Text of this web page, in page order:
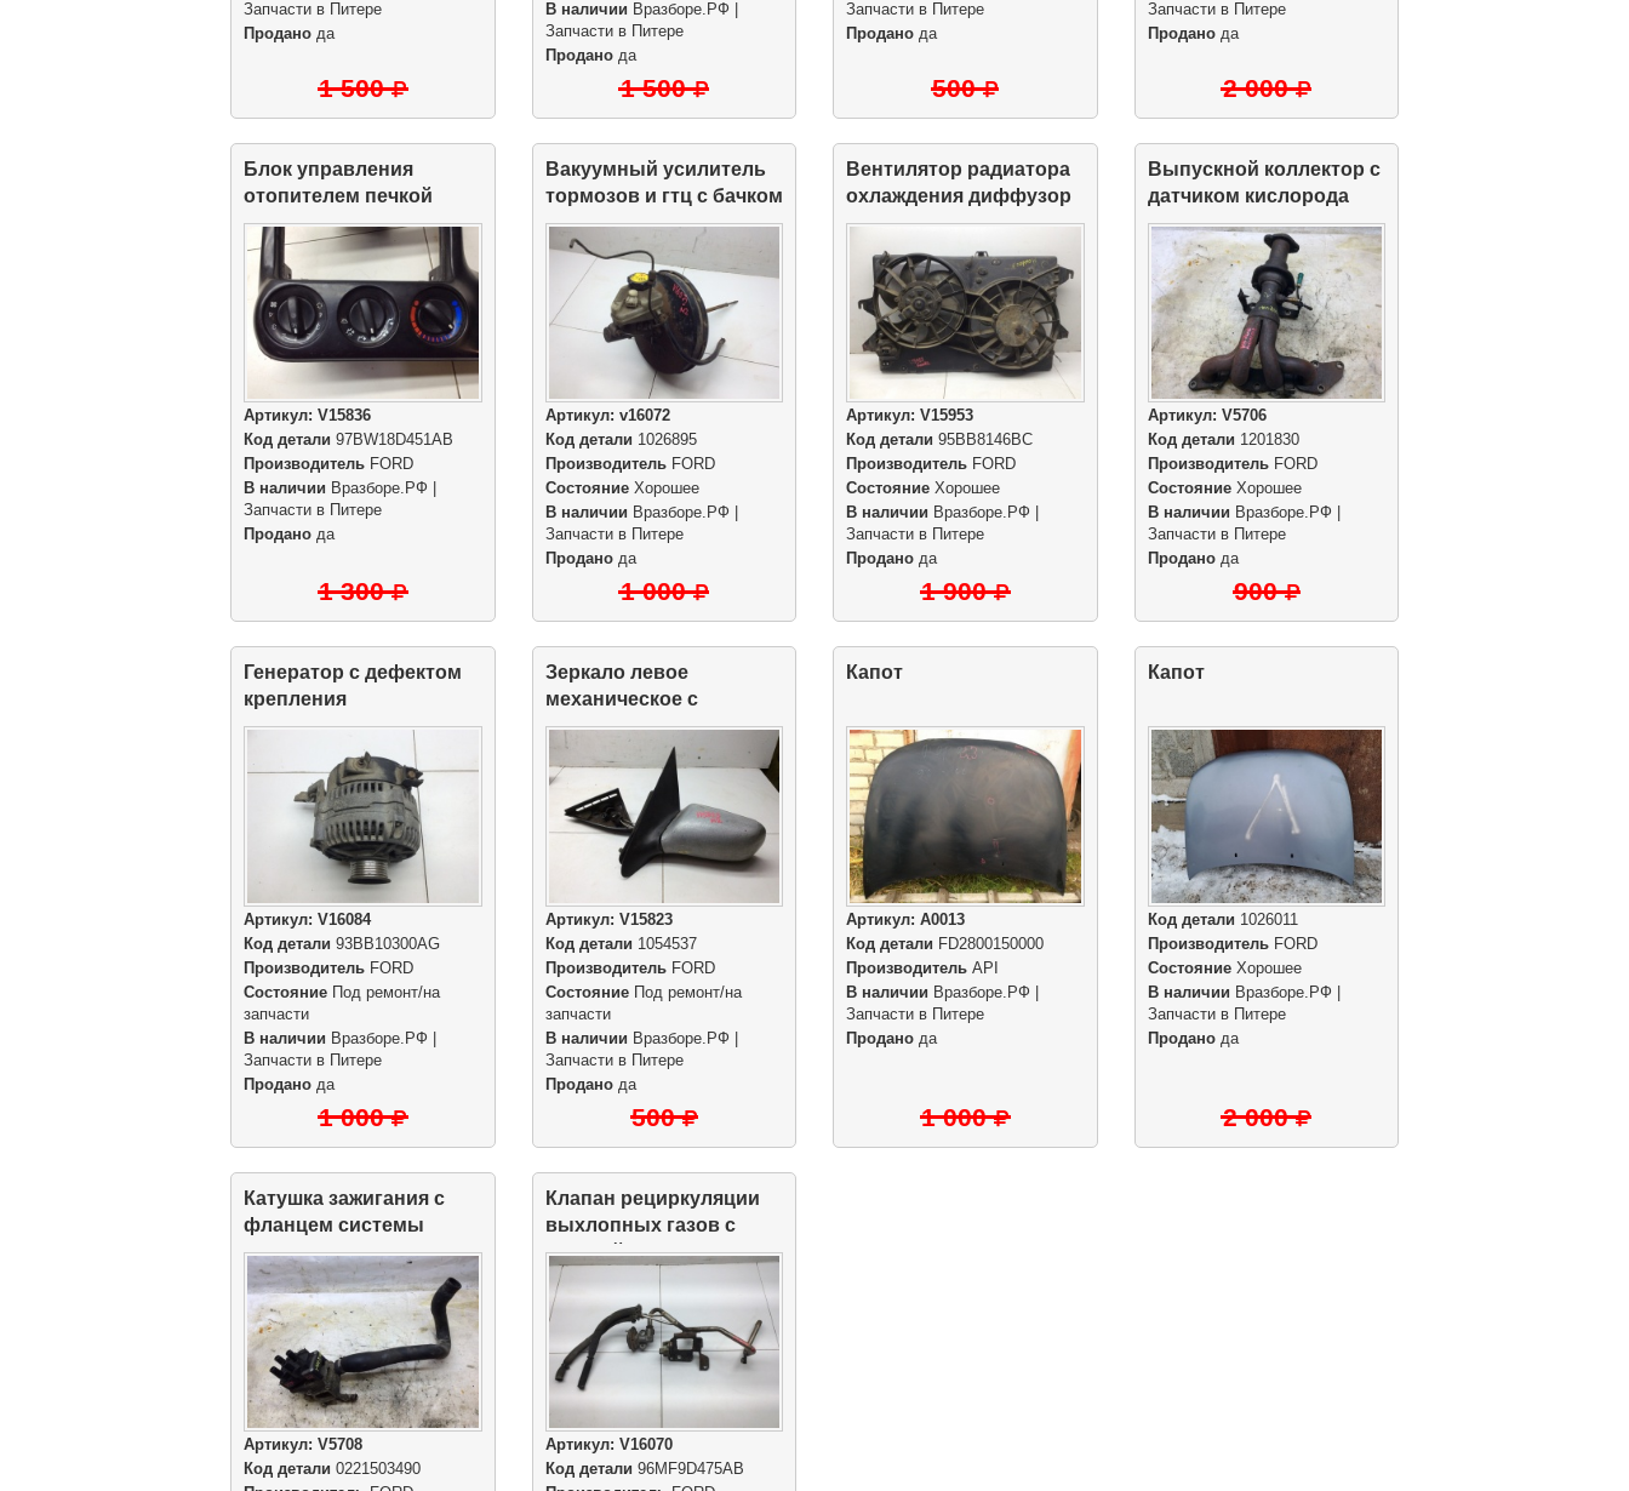
Запчасти в Питере
Продано да
1 500
В наличии Вразборе.РФ |
Запчасти в Питере
Проданода
1 500
Запчасти в Питере
Продано да
500
Запчасти в Питере
Проданода
2 000
Блок управления
отопителем печкой
салона
Артикул: V15836
Код детали 97BW18D451AB
Производитель FORD
В наличии Вразборе.РФ |
Запчасти в Питере
Продано да
1 300
Вакуумный усилитель
тормозов и гтц с бачком
Артикул: v16072
Код детали 1026895
ПроизводительFORD
СостояниеХорошее
В наличии Вразборе.РФ |
Запчасти в Питере
Проданода
1 000
Вентилятор радиатора
охлаждения диффузор
в сборе
Артикул: V15953
Код детали 95BB8146BC
Производитель FORD
Состояние Хорошее
В наличии Вразборе.РФ |
Запчасти в Питере
Продано да
1 900
Выпускной коллектор с
датчиком кислорода
Артикул: V5706
Код детали 1201830
ПроизводительFORD
СостояниеХорошее
В наличии Вразборе.РФ |
Запчасти в Питере
Проданода
900
Генератор с дефектом
крепления
Артикул: V16084
Код детали 93BB10300AG
Производитель FORD
Состояние Под ремонт/на
запчасти
В наличии Вразборе.РФ |
Запчасти в Питере
Продано да
1 000
Зеркало левое
механическое с
дефектами
Артикул: V15823
Код детали 1054537
ПроизводительFORD
СостояниеПод ремонт/на
запчасти
В наличии Вразборе.РФ |
Запчасти в Питере
Проданода
500
Капот
Артикул: A0013
Код детали FD2800150000
Производитель API
В наличии Вразборе.РФ |
Запчасти в Питере
Продано да
1 000
Капот
Код детали 1026011
ПроизводительFORD
СостояниеХорошее
В наличии Вразборе.РФ |
Запчасти в Питере
Проданода
2 000
Катушка зажигания с
фланцем системы
охлаждения
Артикул: V5708
Код детали 0221503490
Клапан рециркуляции
выхлопных газов с
трубкой
Артикул: V16070
Код детали 96MF9D475AB